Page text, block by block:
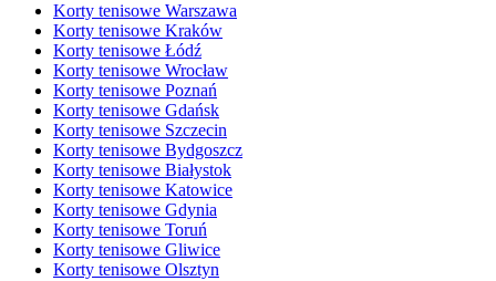
Korty tenisowe Warszawa
Korty tenisowe Kraków
Korty tenisowe Łódź
Korty tenisowe Wrocław
Korty tenisowe Poznań
Korty tenisowe Gdańsk
Korty tenisowe Szczecin
Korty tenisowe Bydgoszcz
Korty tenisowe Białystok
Korty tenisowe Katowice
Korty tenisowe Gdynia
Korty tenisowe Toruń
Korty tenisowe Gliwice
Korty tenisowe Olsztyn